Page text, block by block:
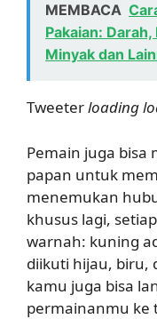
MEMBACA
Pakaian:
Minyak dan
Tweeterloading
Pemain juga bisa
papan untuk
menemukan
khusus lagi,
warnah: kuning
diikuti hijau, biru,
kamu juga bisa
permainanmu ke